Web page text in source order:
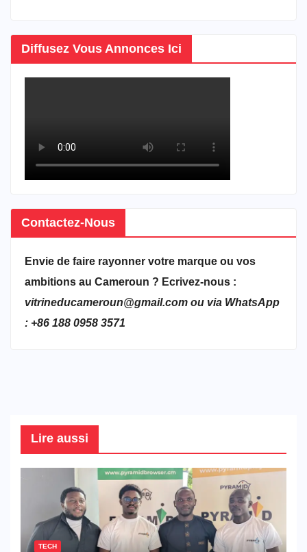
Diffusez Vous Annonces Ici
Contactez-Nous
Envie de faire rayonner votre marque ou vos
ambitions au Cameroun ? Ecrivez-nous :
vitrineducameroun@gmail.com ou via WhatsApp
: +86 188 0958 3571
Lire aussi
TECH